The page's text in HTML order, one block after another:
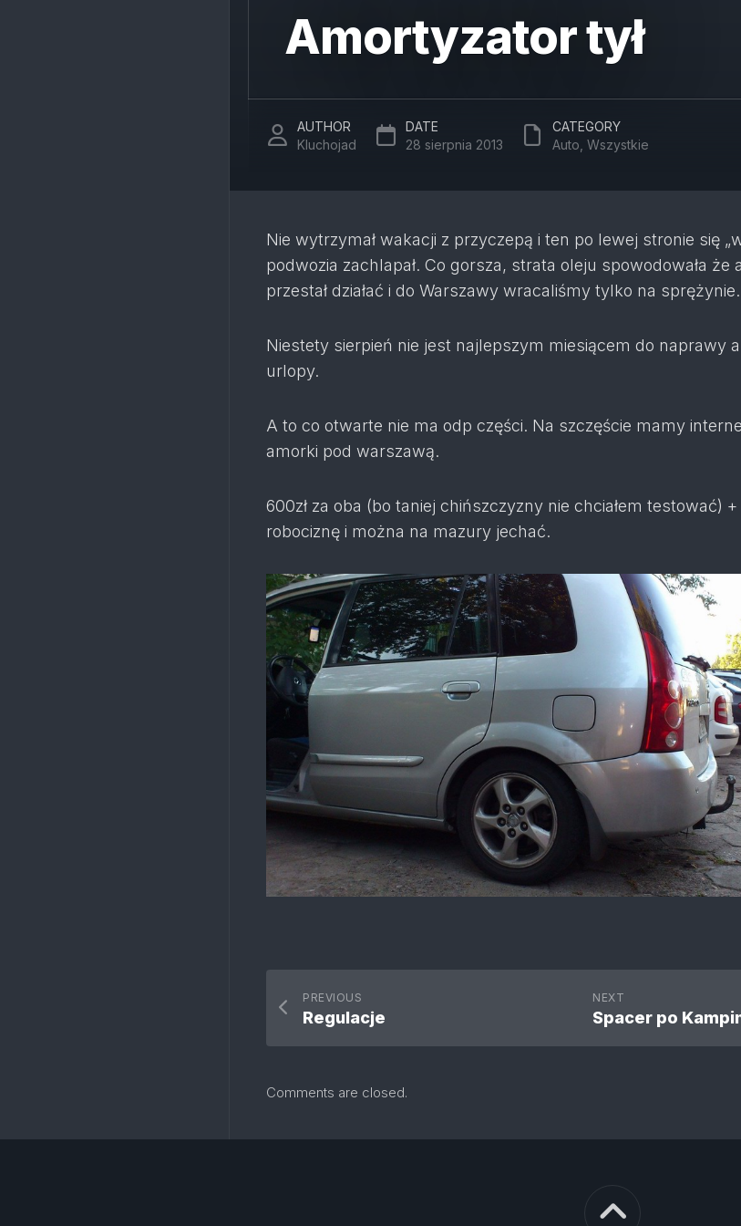
Amortyzator tył
AUTHOR
Kluchojad
DATE
28 sierpnia 2013
CATEGORY
Auto Wszystkie
Nie wytrzymał wakacji z przyczepą i ten po lewej stronie się
podwozia zachlapał. Co gorsza, strata oleju spowodowała że
przestał działać i do Warszawy wracaliśmy tylko na sprężynie.
Niestety sierpień nie jest najlepszym miesiącem do naprawy
urlopy.
A to co otwarte nie ma odp części. Na szczęście mamy
amorki pod warszawą.
600zł za oba (bo taniej chińszczyzny nie chciałem testować) +
robociznę i można na mazury jechać.
NEXT
Spacer po
PREVIOUS
Regulacje
Comments are closed.